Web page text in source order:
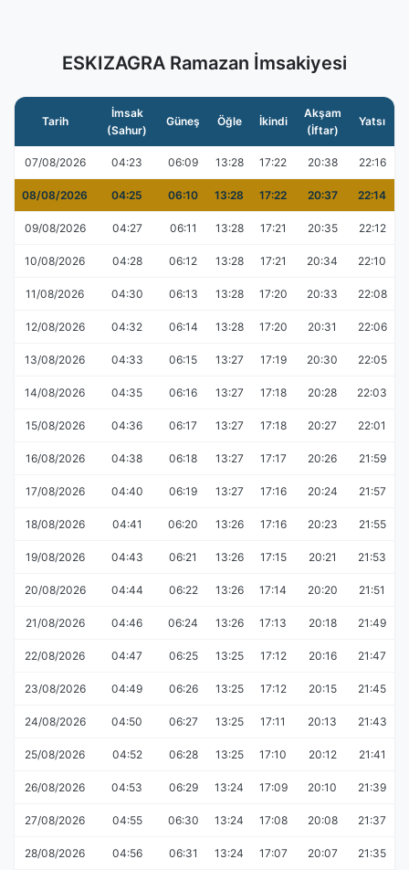
ESKIZAGRA Ramazan İmsakiyesi
Tarih
İmsak
(Sahur)
Güneş Öğle İkindi
Akşam
(İftar)
Yatsı
07/08/2026 04:23 06:09 13:28 17:22 20:38 22:16
08/08/2026 04:25 06:10 13:28 17:22 20:37 22:14
09/08/2026 04:27 06:11 13:28 17:21 20:35 22:12
10/08/2026 04:28 06:12 13:28 17:21 20:34 22:10
11/08/2026 04:30 06:13 13:28 17:20 20:33 22:08
12/08/2026 04:32 06:14 13:28 17:20 20:31 22:06
13/08/2026 04:33 06:15 13:27 17:19 20:30 22:05
14/08/2026 04:35 06:16 13:27 17:18 20:28 22:03
15/08/2026 04:36 06:17 13:27 17:18 20:27 22:01
16/08/2026 04:38 06:18 13:27 17:17 20:26 21:59
17/08/2026 04:40 06:19 13:27 17:16 20:24 21:57
18/08/2026 04:41 06:20 13:26 17:16 20:23 21:55
19/08/2026 04:43 06:21 13:26 17:15 20:21 21:53
20/08/2026 04:44 06:22 13:26 17:14 20:20 21:51
21/08/2026 04:46 06:24 13:26 17:13 20:18 21:49
22/08/2026 04:47 06:25 13:25 17:12 20:16 21:47
23/08/2026 04:49 06:26 13:25 17:12 20:15 21:45
24/08/2026 04:50 06:27 13:25 17:11 20:13 21:43
25/08/2026 04:52 06:28 13:25 17:10 20:12 21:41
26/08/2026 04:53 06:29 13:24 17:09 20:10 21:39
27/08/2026 04:55 06:30 13:24 17:08 20:08 21:37
28/08/2026 04:56 06:31 13:24 17:07 20:07 21:35